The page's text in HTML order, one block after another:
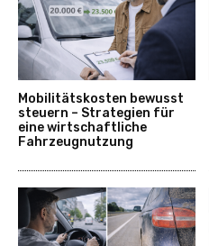
Mobilitätskosten bewusst
steuern – Strategien für
eine wirtschaftliche
Fahrzeugnutzung